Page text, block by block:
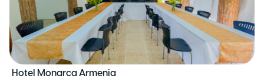
Hotel Monarca Armenia